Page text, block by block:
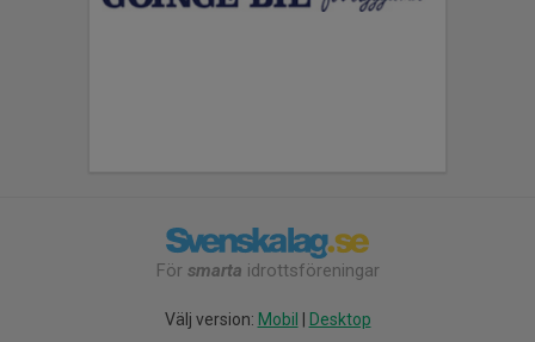
För smarta idrottsföreningar
Välj version: Mobil Desktop